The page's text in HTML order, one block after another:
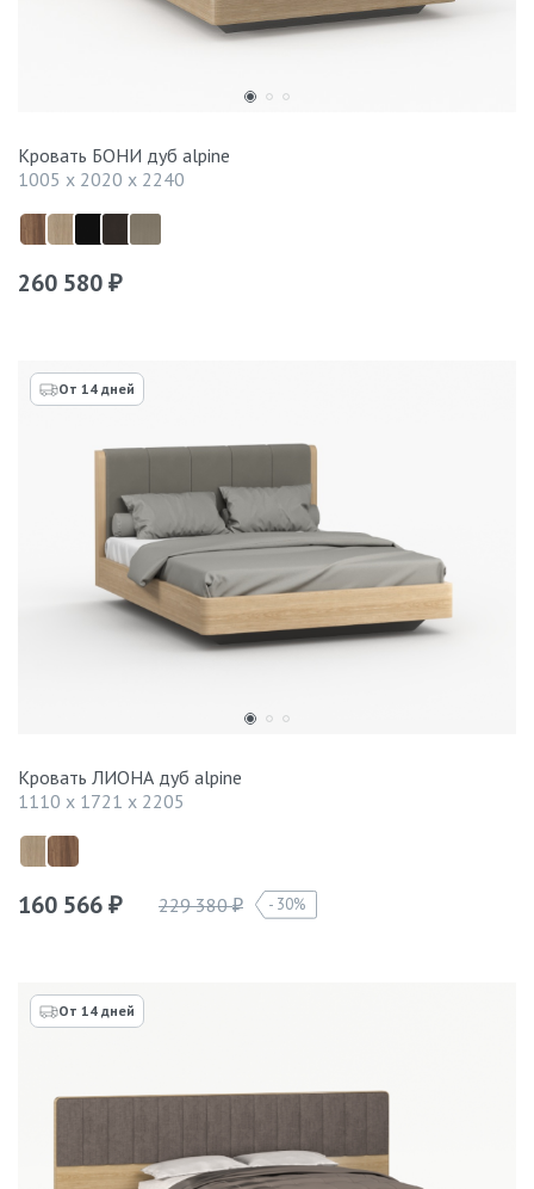
Кровать БОНИ дуб alpine
1005 x 2020 x 2240
260 580 ₽
От 14 дней
Кровать ЛИОНА дуб alpine
1110 x 1721 x 2205
160 566 ₽ 229 380₽ 30%
От 14 дней